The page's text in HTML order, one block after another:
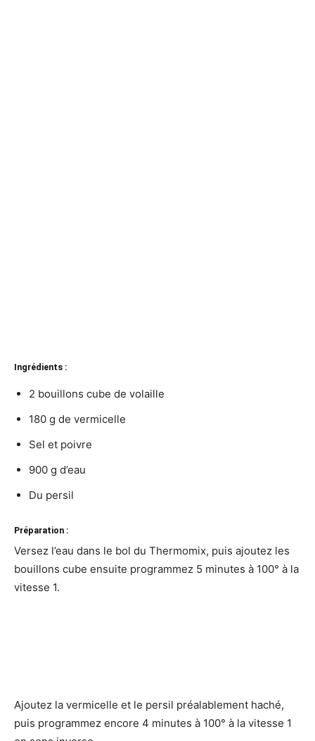
Ingrédients :
2 bouillons cube de volaille
180 g de vermicelle
Sel et poivre
900 g d’eau
Du persil
Préparation :
Versez l’eau dans le bol du Thermomix, puis ajoutez les
bouillons cube ensuite programmez 5 minutes à 100° à la
vitesse 1.
Ajoutez la vermicelle et le persil préalablement haché,
puis programmez encore 4 minutes à 100° à la vitesse 1